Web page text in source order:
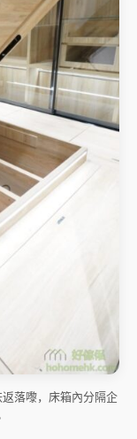
落嚟，床箱內分隔企